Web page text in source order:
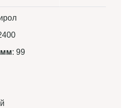
мм: 99